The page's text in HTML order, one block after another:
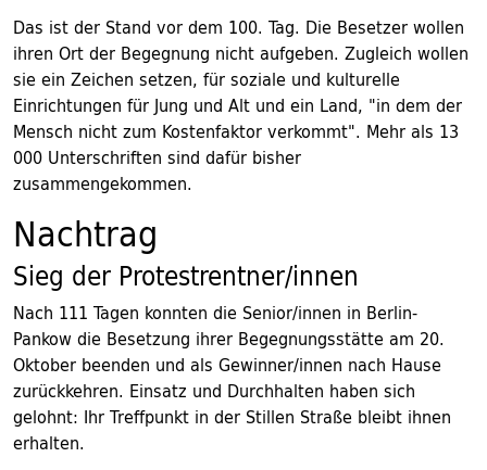
Das ist der Stand vor dem 100. Tag. Die Besetzer wollen
ihren Ort der Begegnung nicht aufgeben. Zugleich wollen
sie ein Zeichen setzen, für soziale und kulturelle
Einrichtungen für Jung und Alt und ein Land, "in dem der
Mensch nicht zum Kostenfaktor verkommt". Mehr als 13
000 Unterschriften sind dafür bisher
zusammengekommen.
Nachtrag
Sieg der Protestrentner/innen
Nach 111 Tagen konnten die Senior/innen in Berlin-
Pankow die Besetzung ihrer Begegnungsstätte am 20.
Oktober beenden und als Gewinner/innen nach Hause
zurückkehren. Einsatz und Durchhalten haben sich
gelohnt: Ihr Treffpunkt in der Stillen Straße bleibt ihnen
erhalten.